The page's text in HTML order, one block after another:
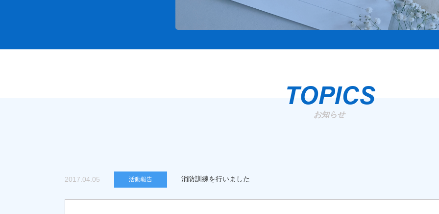
TOPICS
お知らせ
2017.04.05 活動報告 消防訓練を行いました